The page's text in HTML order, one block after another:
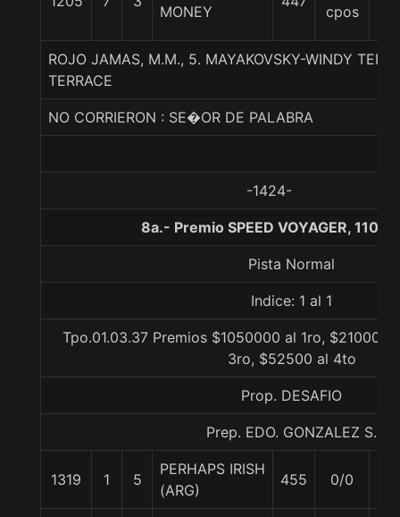
MONEY cpos
ROJO JAMAS, M.M., 5. MAYAKOVSKY-WINDY
TERRACE
NO CORRIERON : SE�OR DE PALABRA
-1424-
8a.- Premio SPEED VOYAGER, 1100
Pista Normal
Indice: 1 al 1
Tpo.01.03.37 Premios $1050000 al 1ro, $210000
3ro, $52500 al 4to
Prop. DESAFIO
Prep. EDO. GONZALEZ S.
1319 1 5
PERHAPS IRISH
(ARG)
455 0/0